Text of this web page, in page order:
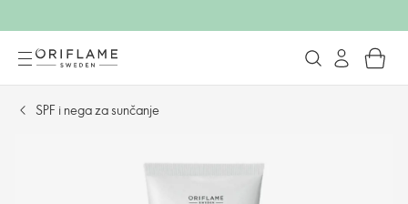
SPF i nega za sunčanje